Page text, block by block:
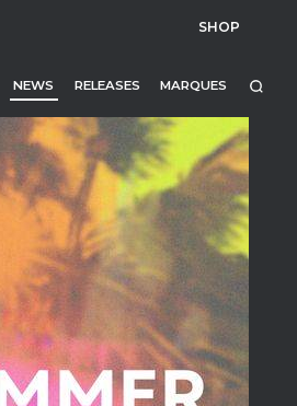
SHOP
NEWS RELEASES MARQUES